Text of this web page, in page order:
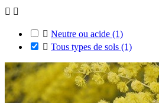
 
 Neutre ou acide (1)
 Tous types de sols (1)